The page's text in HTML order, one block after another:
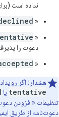
نداده است
«
«
دعوت را
«
هشدار: اگر
tentative یا
تنظیمات «افزودن
دعوت‌نامه از طریق